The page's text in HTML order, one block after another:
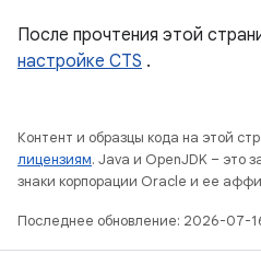
После прочтения этой
настройке CTS .
Контент и образцы кода на этой
лицензиям. Java и OpenJDK – это
знаки корпорации Oracle и ее
Последнее обновление: 2026-07-